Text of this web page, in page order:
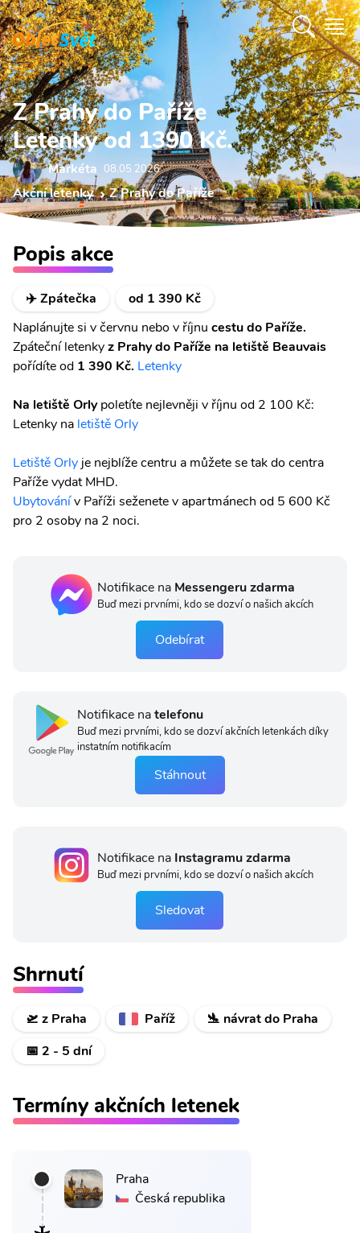
Z Prahy do Paříže
Letenky od 1390 Kč.
Markéta 08.05 2026
Akční letenky Z Prahy do Paříže
Popis akce
✈️ Zpátečka
od 1 390 Kč
Naplánujte si v červnu nebo v říjnu cestu do Paříže.
Zpáteční letenkyz Prahydo Paříže na letiště Beauvais
pořídíteod 1 390 Kč. Letenky
Na letiště Orlypoletíte nejlevněji v říjnu od 2 100 Kč:
Letenky na letiště Orly
Letiště Orly je nejblíže centru a můžete se tak do centra
Paříže vydat MHD.
Ubytovánív Paříži seženete v apartmánech od 5 600 Kč
pro 2 osoby na 2 noci.
Notifikace na Messengeru zdarma
Buď mezi prvními, kdo se dozví o našich akcích
Odebírat
Notifikace natelefonu
Buď mezi prvními, kdo se dozví akčních letenkách díky
instatním notifikacím
Stáhnout
Notifikace na Instagramu zdarma
Buď mezi prvními, kdo se dozví o našich akcích
Sledovat
Shrnutí
🛫 z Praha Paříž
🛬 návrat do Praha
📅 2 - 5 dní
Termíny akčních letenek
Praha
Česká republika